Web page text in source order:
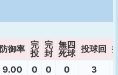
防御率
完
投
完
封
無四
死球 投球回
9.00 0 0 0 3